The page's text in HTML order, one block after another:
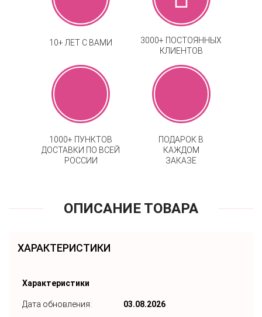
10+ ЛЕТ С ВАМИ
3000+ ПОСТОЯННЫХ
КЛИЕНТОВ
1000+ ПУНКТОВ
ДОСТАВКИ ПО ВСЕЙ
РОССИИ
ПОДАРОК В
КАЖДОМ
ЗАКАЗЕ
ОПИСАНИЕ ТОВАРА
ХАРАКТЕРИСТИКИ
Характеристики
Дата обновления: 03.08.2026